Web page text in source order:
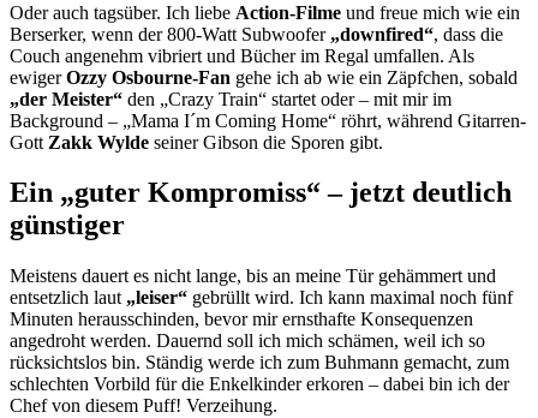
Oder auch tagsüber. Ich liebe Action-Filme und freue mich wie ein
Berserker, wenn der 800-Watt Subwoofer„downfired“, dass die
Couch angenehm vibriert und Bücher im Regal umfallen. Als
ewigerOzzy Osbourne-Fan gehe ich ab wie ein Zäpfchen, sobald
„der Meister“ den „Crazy Train“ startet oder – mit mir im
Background – „Mama I´m Coming Home“ röhrt, während Gitarren-
Gott Zakk Wylde seiner Gibson die Sporen gibt.
Ein „guter Kompromiss“ – jetzt deutlich
günstiger
Meistens dauert es nicht lange, bis an meine Tür gehämmert und
entsetzlich laut „leiser“ gebrüllt wird. Ich kann maximal noch fünf
Minuten herausschinden, bevor mir ernsthafte Konsequenzen
angedroht werden. Dauernd soll ich mich schämen, weil ich so
rücksichtslos bin. Ständig werde ich zum Buhmann gemacht, zum
schlechten Vorbild für die Enkelkinder erkoren – dabei bin ich der
Chef von diesem Puff! Verzeihung.